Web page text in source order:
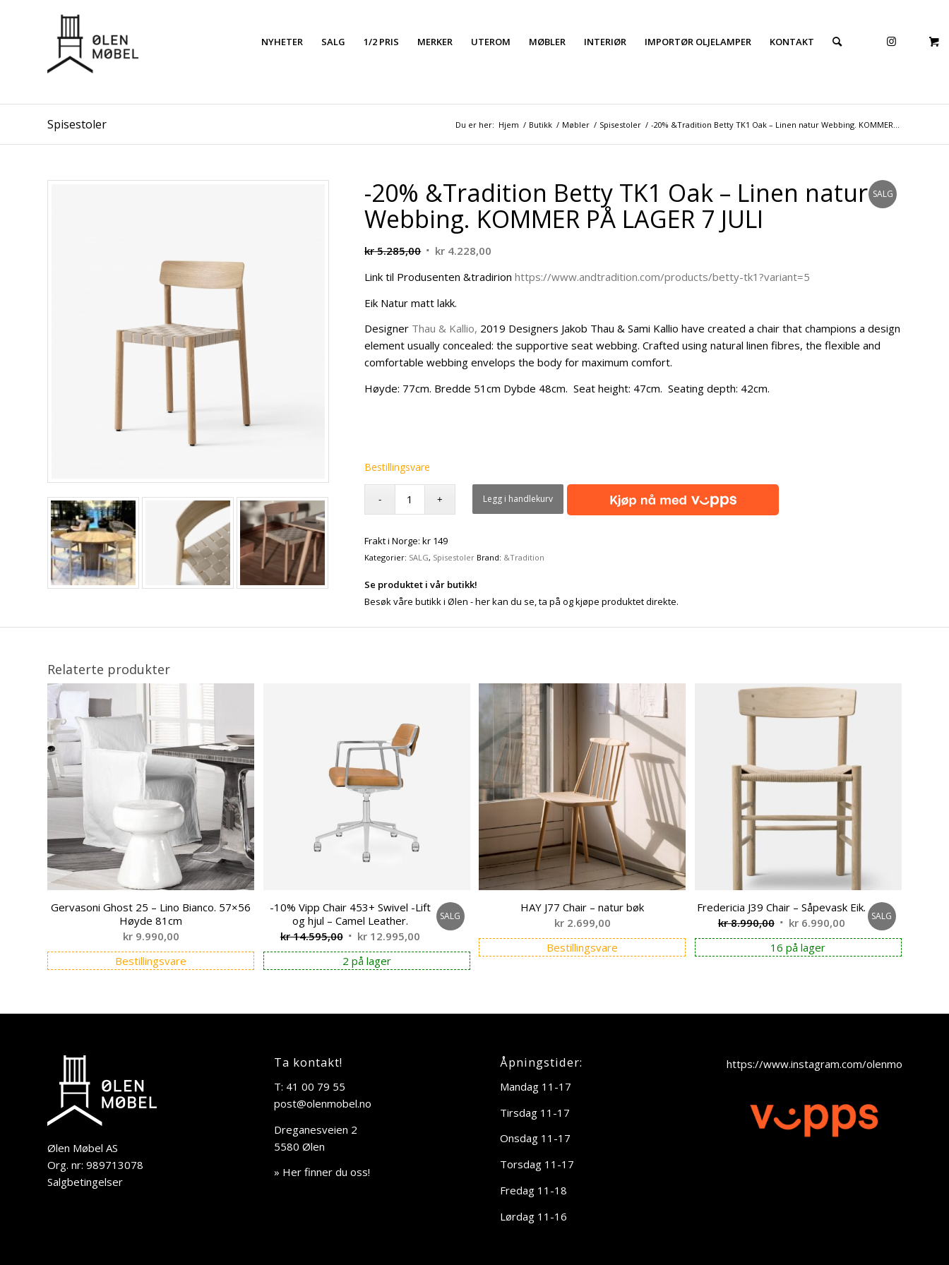
NYHETER SALG 1/2 PRIS MERKER UTEROM MØBLER INTERIØR IMPORTØR OLJELAMPER KONTAKT
Spisestoler Du er her: Hjem / Butikk / Møbler / Spisestoler / -20% &Tradition Betty TK1 Oak – Linen natur Webbing. KOMMER...
SALG
-20% &Tradition Betty TK1 Oak – Linen natur
Webbing. KOMMER PÅ LAGER 7 JULI
kr5.285,00 Opprinnelig
var:
kr 5.285,00.
kr 4.228,00
er:
Link til Produsenten &tradirionhttps://www.andtradition.com/products/betty-tk1?variant=5
Eik Natur matt lakk.
Designer Thau & Kallio, 2019 Designers Jakob Thau & Sami Kallio have created a chair that champions a design
element usually concealed: the supportive seat webbing. Crafted using natural linen fibres, the flexible and
comfortable webbing envelops the body for maximum comfort.
Høyde: 77cm. Bredde 51cm Dybde 48cm. Seat height: 47cm. Seating depth: 42cm.
Bestillingsvare
Legg i handlekurv
Frakt i Norge: kr 149
Kategorier: SALG, Spisestoler Brand: &Tradition
Se produktet i vår butikk!
Besøk våre butikk i Ølen - her kan du se, ta på og kjøpe produktet direkte.
Relaterte produkter
Gervasoni Ghost 25 – Lino Bianco. 57×56
Høyde 81cm
kr9.990,00
Bestillingsvare
-10% Vipp Chair 453+ Swivel -Lift
og hjul – Camel Leather.
kr14.595,00 Opprinnelig
pris
var:
kr12.995,00Nåværende
pris
er:
SALG
2 på lager
HAY J77 Chair – natur bøk
kr2.699,00
Bestillingsvare
Fredericia J39 Chair – Såpevask Eik.
kr8.990,00 Opprinnelig
pris
var:
kr6.990,00Nåværende
pris
er:
SALG
16 på lager
Ølen Møbel AS
Org. nr: 989713078
Salgbetingelser
Ta kontakt!
T: 41 00 79 55
post@olenmobel.no
Dreganesveien 2
5580 Ølen
» Her finner du oss!
Åpningstider:
Mandag 11-17
Tirsdag 11-17
Onsdag 11-17
Torsdag 11-17
Fredag 11-18
Lørdag 11-16
https://www.instagram.com/olenmobel